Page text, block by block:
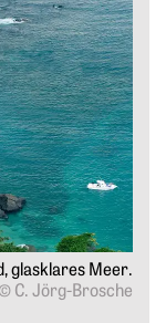
glasklares Meer.
© C. Jörg-Brosche